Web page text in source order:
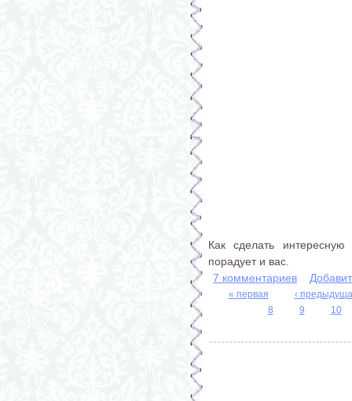
Как сделать интересную
порадует и вас.
7 комментариев
Страницы
« первая
‹
8
9 10